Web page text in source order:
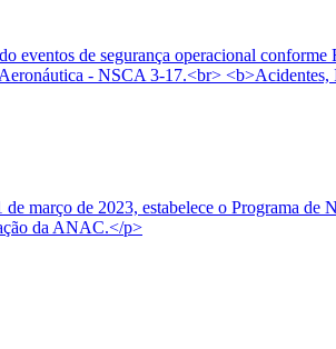
de segurança operacional
- NSCA 3-17.<br>
março de 2023, estabelece o Programa de
da ANAC.</p>